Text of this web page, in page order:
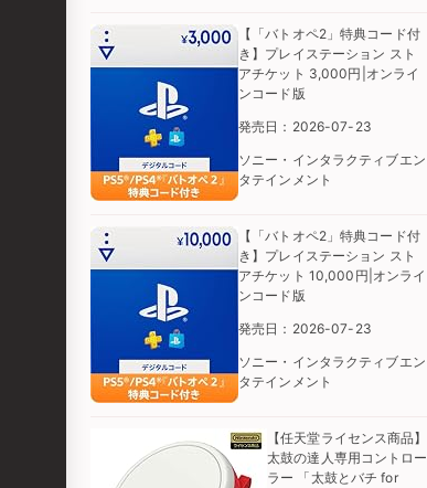
【「バトオペ2」特典コード付
き】プレイステーション スト
アチケット 3,000円|オンライ
ンコード版
発売日：2026-07-23
ソニー・インタラクティブエン
タテインメント
【「バトオペ2」特典コード付
き】プレイステーション スト
アチケット 10,000円|オンライ
ンコード版
発売日：2026-07-23
ソニー・インタラクティブエン
タテインメント
【任天堂ライセンス商品】
太鼓の達人専用コントロー
ラー 「太鼓とバチ for